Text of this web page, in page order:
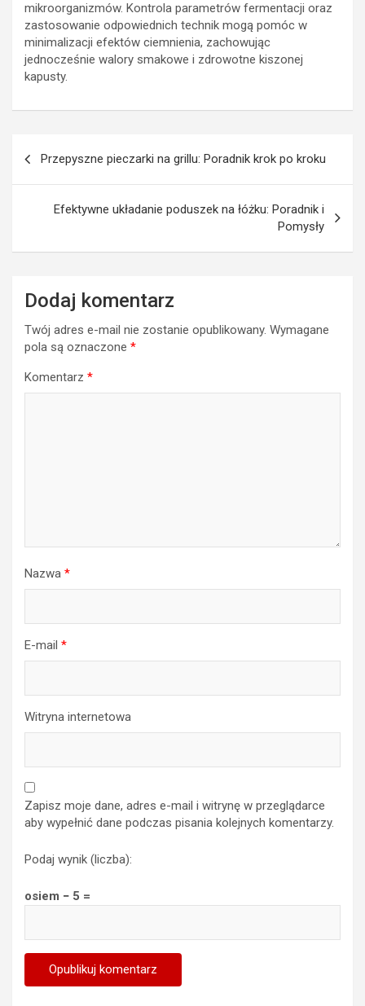
mikroorganizmów. Kontrola parametrów fermentacji oraz
zastosowanie odpowiednich technik mogą pomóc w
minimalizacji efektów ciemnienia, zachowując
jednocześnie walory smakowe i zdrowotne kiszonej
kapusty.
wpisu
Przepyszne pieczarki na grillu: Poradnik krok po kroku
Efektywne układanie poduszek na łóżku: Poradnik i
Pomysły
Dodaj komentarz
Twój adres e-mail nie zostanie opublikowany. Wymagane
pola są oznaczone *
Komentarz *
Nazwa *
E-mail *
Witryna internetowa
Zapisz moje dane, adres e-mail i witrynę w przeglądarce
aby wypełnić dane podczas pisania kolejnych komentarzy.
Podaj wynik (liczba):
osiem − 5 =